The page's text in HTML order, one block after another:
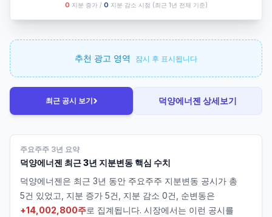
O 지분 증가 / O 지분 감소 시점 (최근 1년 전체 기준)
추천 광고 영역 잠시 후 표시됩니다
최근 공시 보기› 덕양에너젠 상세보기
주요주주 3년 요약
덕양에너젠 최근 3년 지분변동 핵심 수치
덕양에너젠은 최근 3년 동안 주요주주 지분변동 공시가 총
5건 있었고, 지분 증가 5건, 지분 감소 0건, 순변동은
+14,002,800주로 집계됩니다. 시장에서는 이런 공시를